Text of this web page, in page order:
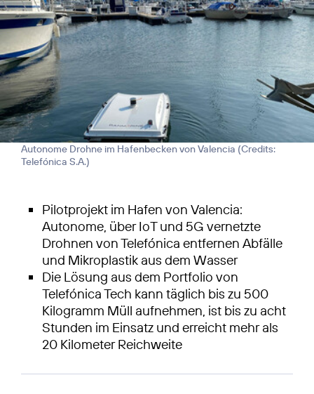
Autonome Drohne im Hafenbecken von Valencia (Credits:
Telefónica S.A.)
Pilotprojekt im Hafen von Valencia:
Autonome, über IoT und 5G vernetzte
Drohnen von Telefónica entfernen Abfälle
und Mikroplastik aus dem Wasser
Die Lösung aus dem Portfolio von
Telefónica Tech kann täglich bis zu 500
Kilogramm Müll aufnehmen, ist bis zu acht
Stunden im Einsatz und erreicht mehr als
20 Kilometer Reichweite